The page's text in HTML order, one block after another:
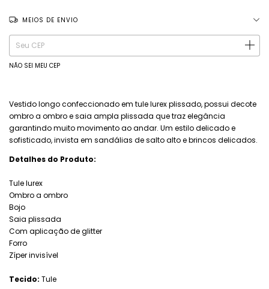
MEIOS DE ENVIO
Entregas para o CEP:
ALTERAR CEP
NÃO SEI MEU CEP
Vestido longo confeccionado em tule lurex plissado, possui decote
ombro a ombro e saia ampla plissada que traz elegância
garantindo muito movimento ao andar. Um estilo delicado e
sofisticado, invista em sandálias de salto alto e brincos delicados.
Detalhes do Produto:
Tule lurex
Ombro a ombro
Bojo
Saia plissada
Com aplicação de glitter
Forro
Zíper invisível
Tecido: Tule